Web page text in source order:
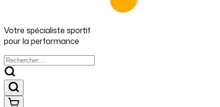
Votre spécialiste sportif
pourla performance